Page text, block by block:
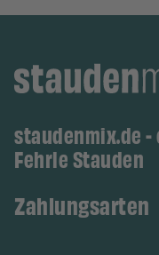
staudenmix.de
Fehrle Stauden
Zahlungsarten